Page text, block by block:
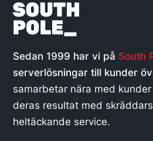
Sedan 1999 har vi på South
serverlösningar till kunder
samarbetar nära med
deras resultat med
heltäckande service.